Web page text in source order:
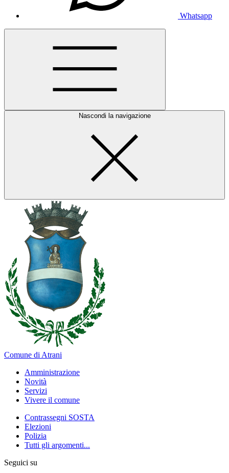
Whatsapp
Nascondi la navigazione
Comune di Atrani
Amministrazione
Novità
Servizi
Vivere il comune
Contrassegni SOSTA
Elezioni
Polizia
Tutti gli argomenti...
Seguici su